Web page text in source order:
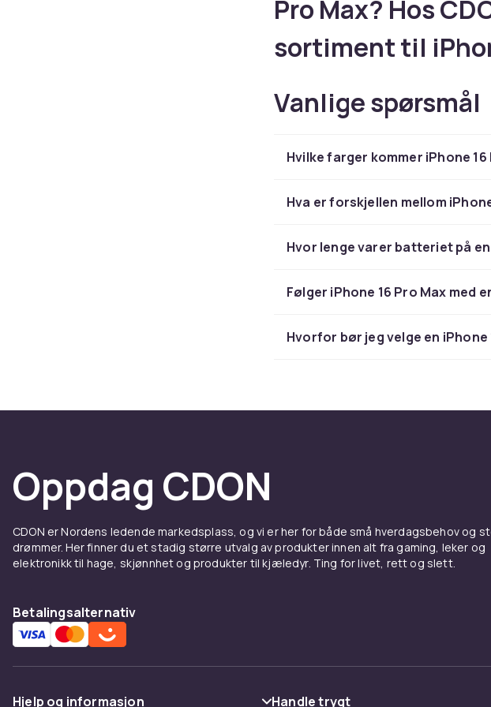
Pro Max? Hos
sortiment til
dobbelt kamera
knapp og
Intelligence og
tilbehør
sortiment til iPhone 16 Pro Max,
trenger deksel,
Deksel og
iPhone 16 Pro Max
iPhone 16 Pro Max støtter
Max
Vanlige spørsmål
Hvilke farger kommer iPhone 16
Hva er forskjellen mellom
Hvor lenge varer batteriet på en
Følger iPhone 16 Pro Max med
Hvorfor bør jeg velge en iPhone
Oppdag CDON
CDON er Nordens ledende markedsplass, og vi er her for både små hverdagsbehov og
drømmer. Her finner du et stadig større utvalg av produkter innen alt fra gaming, leker og
elektronikk til hage, skjønnhet og produkter til kjæledyr. Ting for livet, rett og slett.
Betalingsalternativ
Hjelp og informasjon Handle trygt